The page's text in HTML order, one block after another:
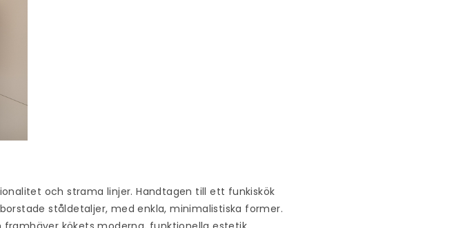
och strama linjer. Handtagen till ett funkiskök
ståldetaljer, med enkla, minimalistiska former.